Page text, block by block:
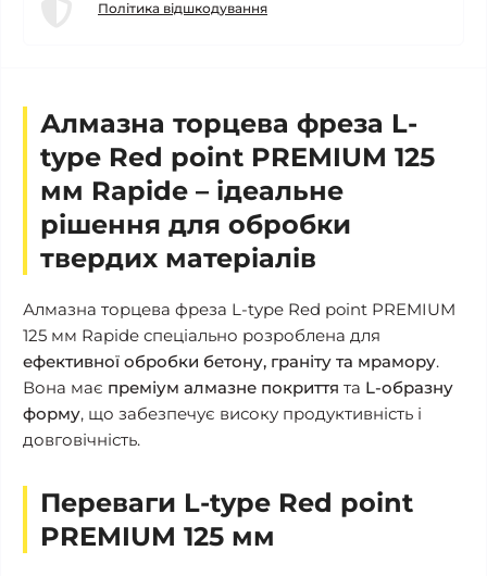
Політика відшкодування
Алмазна торцева фреза L-
type Red point PREMIUM 125
мм Rapide – ідеальне
рішення для обробки
твердих матеріалів
Алмазна торцева фреза L-type Red point PREMIUM
125 мм Rapide спеціально розроблена для
ефективної обробки бетону, граніту та мрамору.
Вона має преміум алмазне покриття та L-образну
форму, що забезпечує високу продуктивність і
довговічність.
Переваги L-type Red point
PREMIUM 125 мм